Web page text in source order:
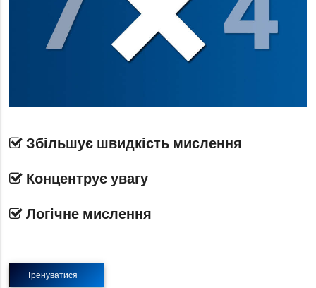
Збільшує швидкість мислення
Концентрує увагу
Логічне мислення
Тренуватися